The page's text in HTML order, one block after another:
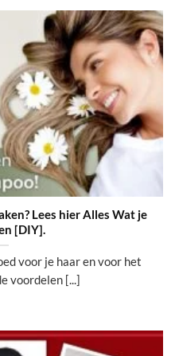
Lees hier Alles Wat je
[DIY].
voor je haar en voor het
voordelen [...]